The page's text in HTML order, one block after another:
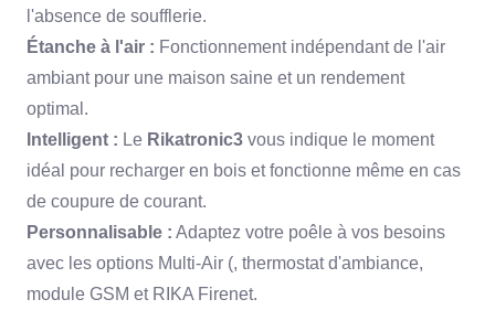
l'absence de soufflerie.
Étanche à l'air : Fonctionnement indépendant de l'air
ambiant pour une maison saine et un rendement
optimal.
Intelligent : Le Rikatronic3 vous indique le moment
idéal pour recharger en bois et fonctionne même en cas
de coupure de courant.
Personnalisable : Adaptez votre poêle à vos besoins
avec les options Multi-Air (, thermostat d'ambiance,
module GSM et RIKA Firenet.